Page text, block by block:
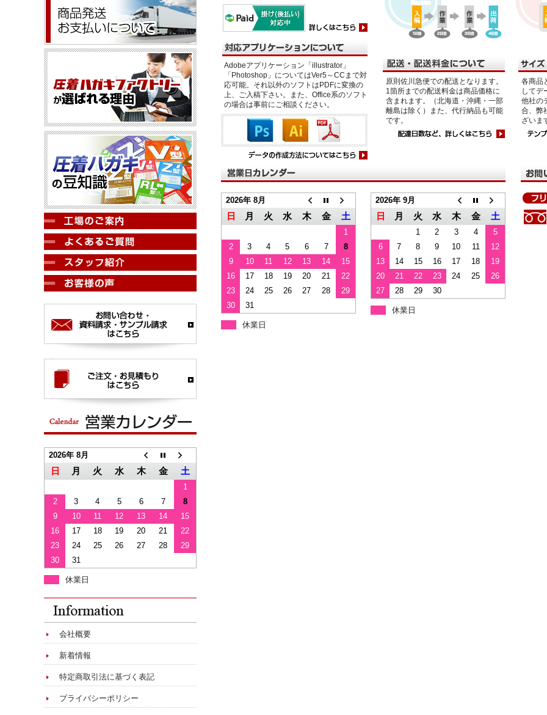
Adobeアプリケーション「illustrator」
「Photoshop」についてはVer5～CCまで対
応可能。それ以外のソフトはPDFに変換の
上、ご入稿下さい。また、Office系のソフト
の場合は事前にご相談ください。
原則佐川急便での配送となります。
1箇所までの配送料金は商品価格に
含まれます。（北海道・沖縄・一部
離島は除く）また、代行納品も可能
です。
各商品
してデ
他社の
合、弊
ざいま
2026年 8月
日 月 火 水 木 金 土
1
2
3 4 5 6 7
8
9
10 11 12 13 14
15
16
17 18 19 20 21
22
23
24 25 26 27 28
29
30
31
休業日
2026年 9月
日 月 火 水 木 金 土
1 2 3 4
5
6
7 8 9 10 11
12
13
14 15 16 17 18
19
20
21 22 23 24 25
26
27
28 29 30
休業日
2026年 8月
日 月 火 水 木 金 土
1
2
3 4 5 6 7
8
9
10 11 12 13 14
15
16
17 18 19 20 21
22
23
24 25 26 27 28
29
30
31
休業日
会社概要
新着情報
特定商取引法に基づく表記
プライバシーポリシー